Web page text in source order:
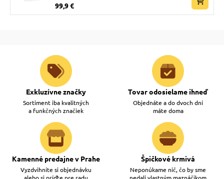
99,9 €
Exkluzívne značky
Sortiment iba kvalitných
a funkčných značiek
Tovar odosielame ihneď
Objednáte a do dvoch dní
máte doma
Kamenné predajne v Prahe
Vyzdvihnite si objednávku
alebo si príďte pre radu
Špičkové krmivá
Neponúkame nič, čo by sme
nedali vlastným maznáčikom